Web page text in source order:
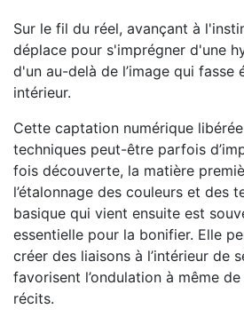
Sur le fil du réel, avançant à
déplace pour s'imprégner d'une
d'un au-delà de l’image qui fasse
intérieur.
Cette captation numérique
techniques peut-être parfois
fois découverte, la matière
l’étalonnage des couleurs et des
basique qui vient ensuite est
essentielle pour la bonifier. Elle
créer des liaisons à l’intérieur de
favorisent l’ondulation à même
récits.